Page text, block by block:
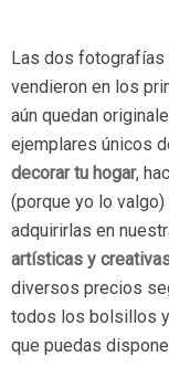
Las dos fotografías
vendieron en los
aún quedan
ejemplares únicos
decorar tu hogar,
(porque yo lo
adquirirlas en
artísticas y
diversos precios
todos los bolsillos
que puedas